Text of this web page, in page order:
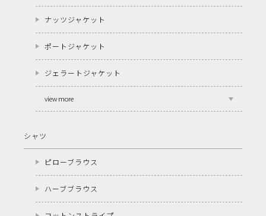
ナッツジャケット
ポートジャケット
ジェラートジャケット
view more
シャツ
ピローブラウス
ハーブブラウス